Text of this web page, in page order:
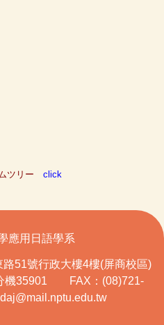
ツリー click
應用日語學系
51號行政大樓4樓(屏商校區)
機35901 FAX：(08)721-